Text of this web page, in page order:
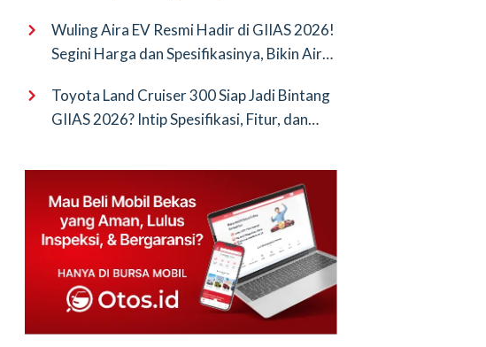
Wuling Aira EV Resmi Hadir di GIIAS 2026!
Segini Harga dan Spesifikasinya, Bikin Air
Toyota Land Cruiser 300 Siap Jadi Bintang
GIIAS 2026? Intip Spesifikasi, Fitur, dan